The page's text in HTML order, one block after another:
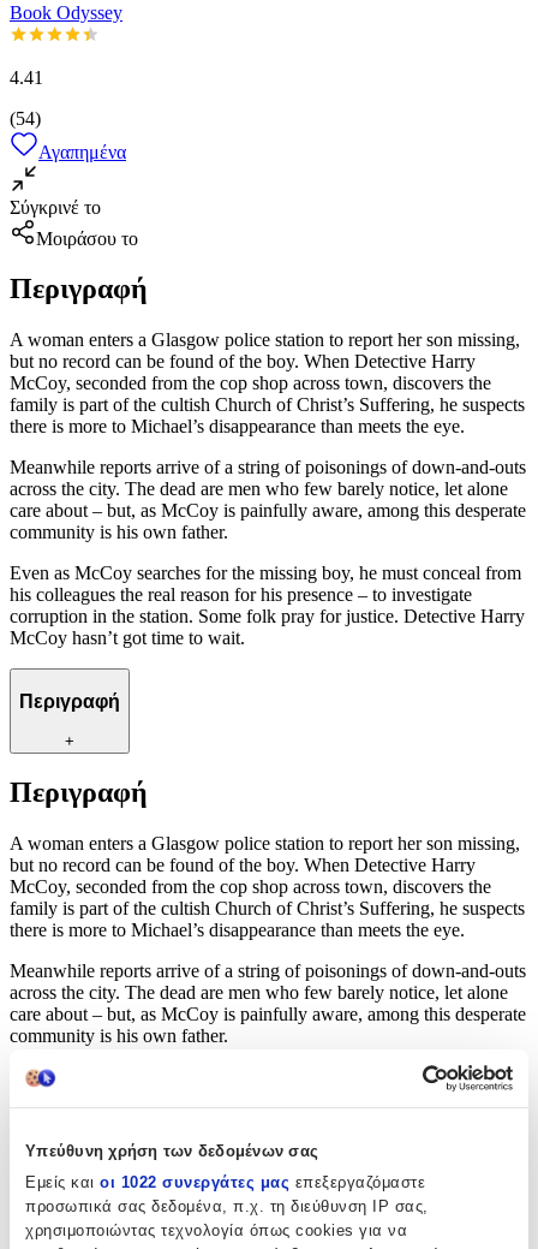
Υπεύθυνη χρήση των δεδομένων σας
Εμείς και οι 1022 συνεργάτες μας επεξεργαζόμαστε
προσωπικά σας δεδομένα, π.χ. τη διεύθυνση IP σας,
χρησιμοποιώντας τεχνολογία όπως cookies για να
Book Odyssey
4.41
(54)
Αγαπημένα
Σύγκρινέ το
Μοιράσου το
Περιγραφή
A woman enters a Glasgow police station to report her son missing,
but no record can be found of the boy. When Detective Harry
McCoy, seconded from the cop shop across town, discovers the
family is part of the cultish Church of Christ’s Suffering, he suspects
there is more to Michael’s disappearance than meets the eye.
Meanwhile reports arrive of a string of poisonings of down-and-outs
across the city. The dead are men who few barely notice, let alone
care about – but, as McCoy is painfully aware, among this desperate
community is his own father.
Even as McCoy searches for the missing boy, he must conceal from
his colleagues the real reason for his presence – to investigate
corruption in the station. Some folk pray for justice. Detective Harry
McCoy hasn’t got time to wait.
Περιγραφή
+
Περιγραφή
A woman enters a Glasgow police station to report her son missing,
but no record can be found of the boy. When Detective Harry
McCoy, seconded from the cop shop across town, discovers the
family is part of the cultish Church of Christ’s Suffering, he suspects
there is more to Michael’s disappearance than meets the eye.
Meanwhile reports arrive of a string of poisonings of down-and-outs
across the city. The dead are men who few barely notice, let alone
care about – but, as McCoy is painfully aware, among this desperate
community is his own father.
Even as McCoy searches for the missing boy, he must conceal from
his colleagues the real reason for his presence – to investigate
McCoy hasn’t got time to wait.
Χαρακτηριστικά
Συγγραφέας